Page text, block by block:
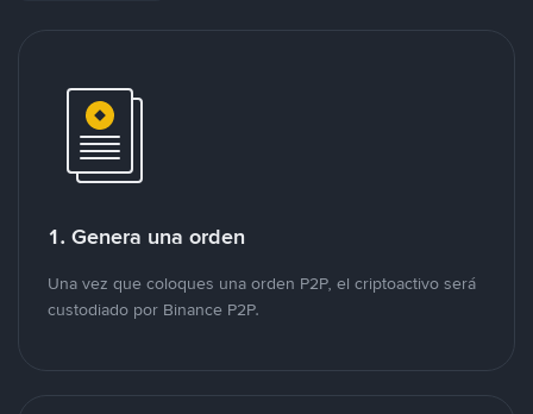
1. Genera una orden
Una vez que coloques una orden P2P, el criptoactivo será
custodiado por Binance P2P.